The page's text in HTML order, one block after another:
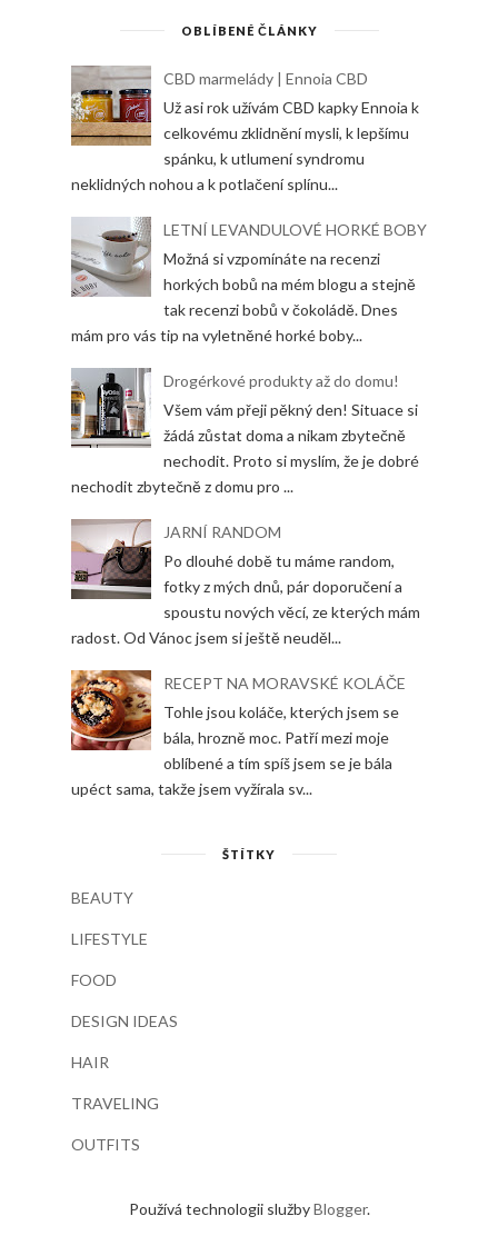
OBLÍBENÉ ČLÁNKY
CBD marmelády | Ennoia CBD
Už asi rok užívám CBD kapky Ennoia k
celkovému zklidnění mysli, k lepšímu
spánku, k utlumení syndromu
neklidných nohou a k potlačení splínu...
LETNÍ LEVANDULOVÉ HORKÉ BOBY
Možná si vzpomínáte na recenzi
horkých bobů na mém blogu a stejně
tak recenzi bobů v čokoládě. Dnes
mám pro vás tip na vyletněné horké boby...
Drogérkové produkty až do domu!
Všem vám přeji pěkný den! Situace si
žádá zůstat doma a nikam zbytečně
nechodit. Proto si myslím, že je dobré
nechodit zbytečně z domu pro ...
JARNÍ RANDOM
Po dlouhé době tu máme random,
fotky z mých dnů, pár doporučení a
spoustu nových věcí, ze kterých mám
radost. Od Vánoc jsem si ještě neuděl...
RECEPT NA MORAVSKÉ KOLÁČE
Tohle jsou koláče, kterých jsem se
bála, hrozně moc. Patří mezi moje
oblíbené a tím spíš jsem se je bála
upéct sama, takže jsem vyžírala sv...
ŠTÍTKY
BEAUTY
LIFESTYLE
FOOD
DESIGN IDEAS
HAIR
TRAVELING
OUTFITS
Používá technologii službyBlogger.